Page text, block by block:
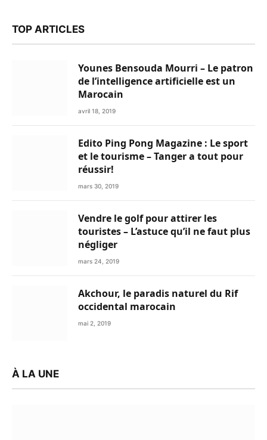
TOP ARTICLES
Younes Bensouda Mourri – Le patron
de l’intelligence artificielle est un
Marocain
avril 18, 2019
Edito Ping Pong Magazine : Le sport
et le tourisme – Tanger a tout pour
réussir!
mars 30, 2019
Vendre le golf pour attirer les
touristes – L’astuce qu’il ne faut plus
négliger
mars 24, 2019
Akchour, le paradis naturel du Rif
occidental marocain
mai 2, 2019
À LA UNE